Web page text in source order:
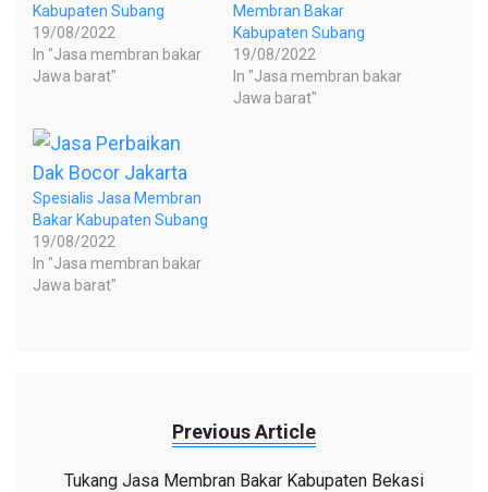
Kabupaten Subang
19/08/2022
In "Jasa membran bakar
Jawa barat"
Membran Bakar
Kabupaten Subang
19/08/2022
In "Jasa membran bakar
Jawa barat"
Spesialis Jasa Membran
Bakar Kabupaten Subang
19/08/2022
In "Jasa membran bakar
Jawa barat"
Previous Article
Tukang Jasa Membran Bakar Kabupaten Bekasi